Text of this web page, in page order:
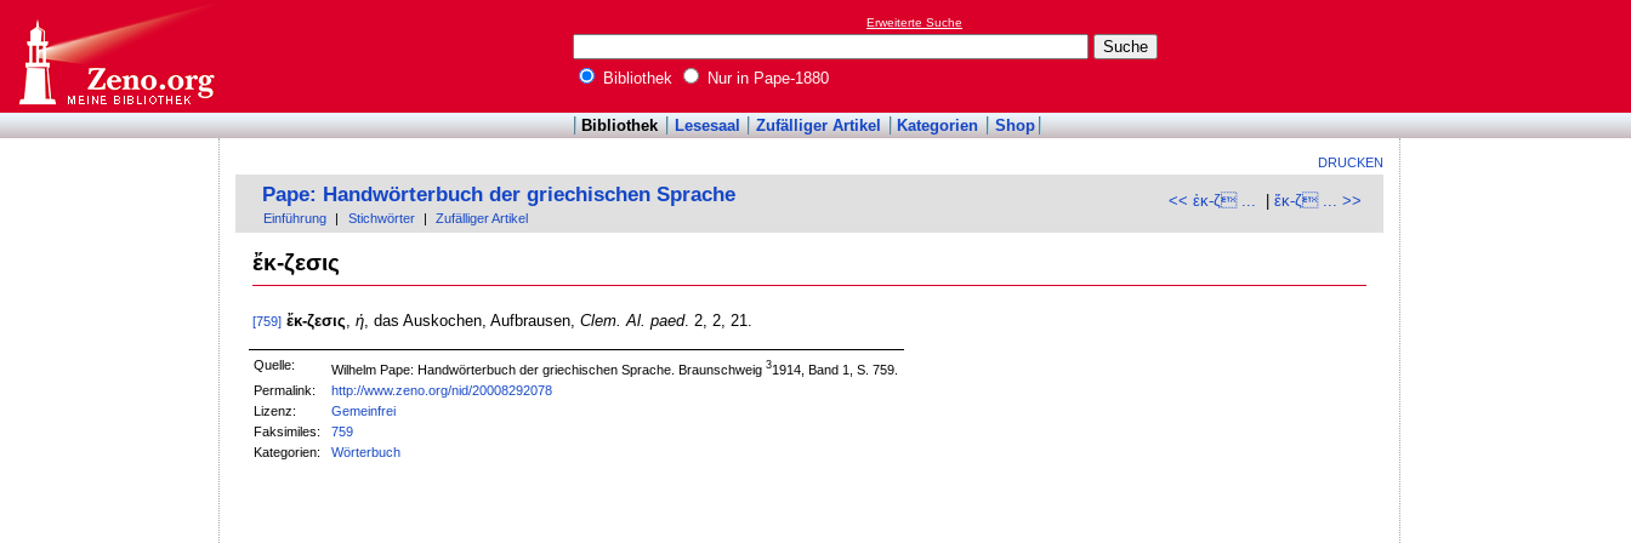
Erweiterte Suche
Bibliothek Nur in Pape-1880
Bibliothek Lesesaal Zufälliger Artikel Kategorien Shop
DRUCKEN
<< ἐκ-ζ ... |ἔκ-ζ ... >>
Pape: Handwörterbuch der griechischen Sprache
Einführung Stichwörter Zufälliger Artikel
ἔκ-ζεσις
[759] ἔκ-ζεσις ἡ, das Auskochen, Aufbrausen, Clem. Al. paed. 2, 2, 21.
Quelle: Wilhelm Pape: Handwörterbuch der griechischen Sprache. Braunschweig31914, Band 1, S. 759.
Permalink:
http://www.zeno.org/nid/20008292078
Lizenz:
Gemeinfrei
Faksimiles:
759
Kategorien:
Wörterbuch